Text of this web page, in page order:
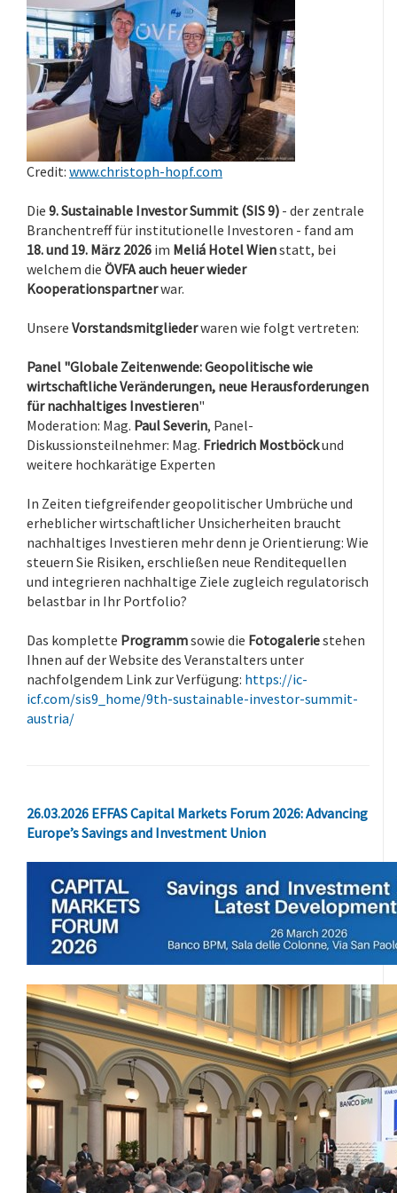
Credit: www.christoph-hopf.com
Die 9. Sustainable Investor Summit (SIS 9) - der zentrale
Branchentreff für institutionelle Investoren - fand am
18. und 19. März 2026 im Meliá Hotel Wienstatt, bei
welchem die ÖVFA auch heuer wieder
Kooperationspartnerwar.
Unsere Vorstandsmitgliederwaren wie folgt vertreten:
Panel "Globale Zeitenwende: Geopolitische wie
wirtschaftliche Veränderungen, neue Herausforderungen
für nachhaltiges Investieren"
Moderation: Mag. Paul Severin, Panel-
Diskussionsteilnehmer: Mag. Friedrich Mostböckund
weitere hochkarätige Experten
In Zeiten tiefgreifender geopolitischer Umbrüche und
erheblicher wirtschaftlicher Unsicherheiten braucht
nachhaltiges Investieren mehr denn je Orientierung: Wie
steuern Sie Risiken, erschließen neue Renditequellen
und integrieren nachhaltige Ziele zugleich regulatorisch
belastbar in Ihr Portfolio?
Das komplette Programmsowie die Fotogaleriestehen
Ihnen auf der Website des Veranstalters unter
nachfolgendem Link zur Verfügung: https://ic-
icf.com/sis9_home/9th-sustainable-investor-summit-
austria/
26.03.2026 EFFAS Capital Markets Forum 2026: Advancing
Europe’s Savings and Investment Union